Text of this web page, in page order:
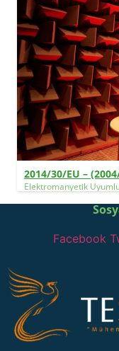
2014/30/EU –
Elektromanyetik
Facebook